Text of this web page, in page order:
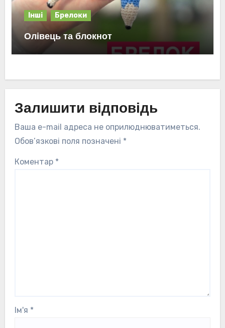
Інші Брелоки
Олівець та блокнот
Залишити відповідь
Ваша e-mail адреса не оприлюднюватиметься.
Обов’язкові поля позначені *
Коментар *
Ім'я *